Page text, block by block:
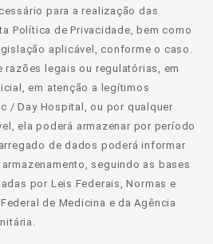
para a realização das
Política de Privacidade, bem como
aplicável, conforme o caso.
razões legais ou regulatórias, em
em atenção a legítimos
/ Day Hospital, ou por qualquer
ela poderá armazenar por período
de dados poderá informar
seguindo as bases
por Leis Federais, Normas e
de Medicina e da Agência